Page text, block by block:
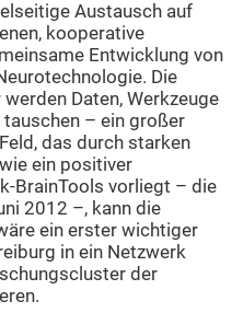
Austausch auf
kooperative
Entwicklung von
Die
Daten, Werkzeuge
– ein großer
das durch starken
ein positiver
BrainTools vorliegt – die
2012 –, kann die
ein erster wichtiger
in ein Netzwerk
der